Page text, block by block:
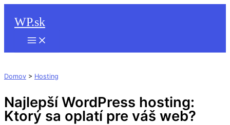
obsah
WP.sk
Domov > Hosting
Najlepší WordPress hosting:
Ktorý sa oplatí pre váš web?